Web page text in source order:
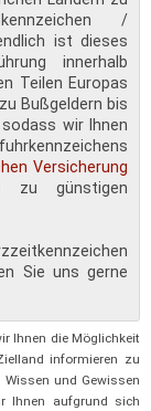
/
ist dieses
innerhalb
Teilen Europas
Bußgeldern bis
wir Ihnen
Versicherung
zu günstigen
Sie uns gerne
Ihnen die Möglichkeit
informieren zu
und Gewissen
Ihnen aufgrund sich